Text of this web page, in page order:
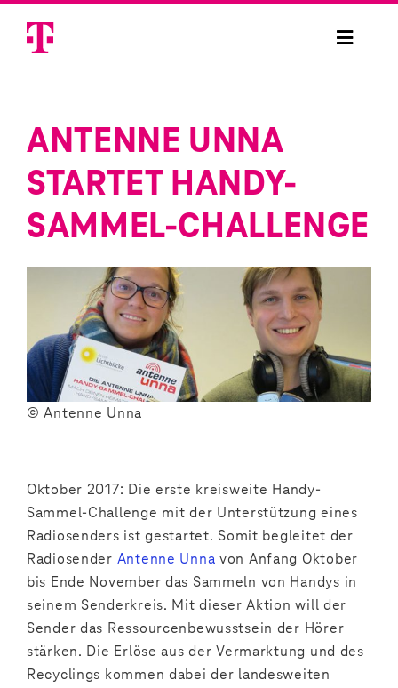
content
Toggle
Handysammelbox bestellen
Projekte
Sicherheit
Anmelden
ANTENNE UNNA
STARTET HANDY-
SAMMEL-CHALLENGE
© Antenne Unna
Oktober 2017: Die erste kreisweite Handy-
Sammel-Challenge mit der Unterstützung eines
Radiosenders ist gestartet. Somit begleitet der
Radiosender Antenne Unna von Anfang Oktober
bis Ende November das Sammeln von Handys in
seinem Senderkreis. Mit dieser Aktion will der
Sender das Ressourcenbewusstsein der Hörer
stärken. Die Erlöse aus der Vermarktung und des
Recyclings kommen dabei der landesweiten